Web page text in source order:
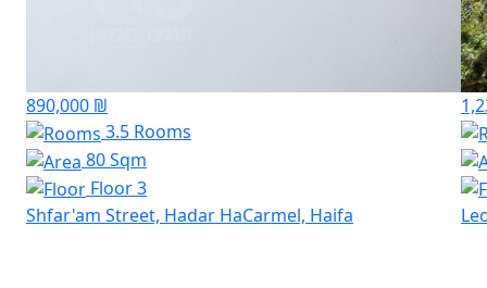
890,000 ₪
3.5 Rooms
80 Sqm
Floor 3
Shfar'am Street, Hadar HaCarmel, Haifa